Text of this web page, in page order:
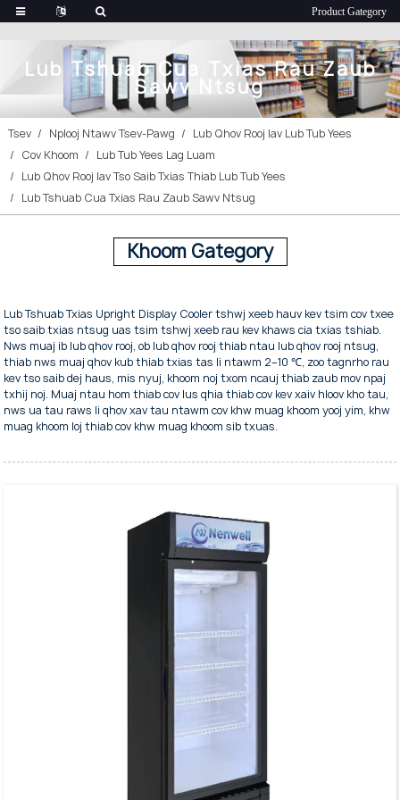
Lub Tshuab Cua Txias Rau Zaub
Sawv Ntsug
Tsev Nplooj Ntawv Tsev-Pawg
Lub Qhov Rooj Iav Lub Tub Yees
Cov Khoom
Lub Tub Yees Lag Luam
Lub Qhov Rooj Iav Tso Saib Txias Thiab Lub Tub Yees
Lub Tshuab Cua Txias Rau Zaub Sawv Ntsug
Khoom Gategory
Lub Tshuab Txias Upright Display Cooler tshwj xeeb hauv kev tsim cov txee
tso saib txias ntsug uas tsim tshwj xeeb rau kev khaws cia txias tshiab.
Nws muaj ib lub qhov rooj, ob lub qhov rooj thiab ntau lub qhov rooj ntsug,
thiab nws muaj qhov kub thiab txias tas li ntawm 2–10 ℃, zoo tagnrho rau
kev tso saib dej haus, mis nyuj, khoom noj txom ncauj thiab zaub mov npaj
txhij noj. Muaj ntau hom thiab cov lus qhia thiab cov kev xaiv hloov kho tau,
nws ua tau raws li qhov xav tau ntawm cov khw muag khoom yooj yim, khw
muag khoom loj thiab cov khw muag khoom sib txuas.